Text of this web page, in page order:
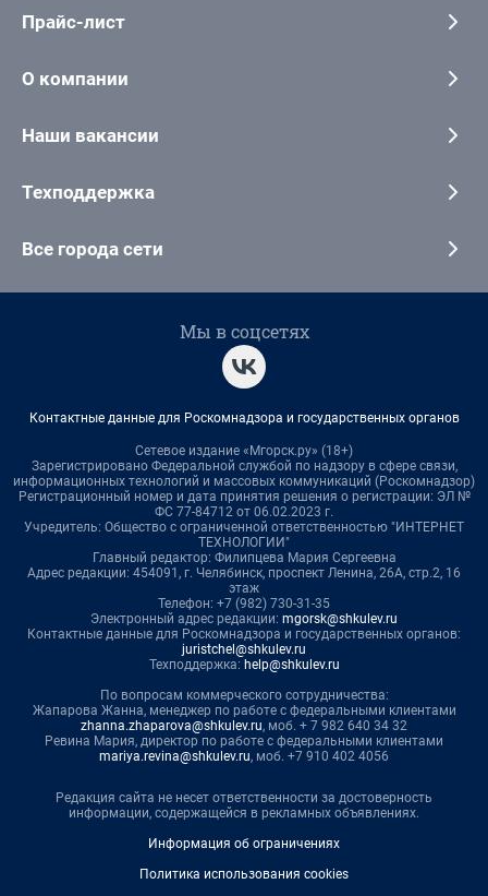
Прайс-лист
О компании
Наши вакансии
Техподдержка
Все города сети
Мы в соцсетях
Контактные данные для Роскомнадзора и государственных органов
Сетевое издание «Мгорск.ру» (18+)
Зарегистрировано Федеральной службой по надзору в сфере связи,
информационных технологий и массовых коммуникаций (Роскомнадзор)
Регистрационный номер и дата принятия решения о регистрации: ЭЛ №
ФС 77-84712 от 06.02.2023 г.
Учредитель: Общество с ограниченной ответственностью "ИНТЕРНЕТ
ТЕХНОЛОГИИ"
Главный редактор: Филипцева Мария Сергеевна
Адрес редакции: 454091, г. Челябинск, проспект Ленина, 26А, стр.2, 16
этаж
Телефон: +7 (982) 730-31-35
Электронный адрес редакции: mgorsk@shkulev.ru
Контактные данные для Роскомнадзора и государственных органов:
juristchel@shkulev.ru
Техподдержка: help@shkulev.ru
По вопросам коммерческого сотрудничества:
Жапарова Жанна, менеджер по работе с федеральными клиентами
zhanna.zhaparova@shkulev.ru, моб. + 7 982 640 34 32
Ревина Мария, директор по работе с федеральными клиентами
mariya.revina@shkulev.ru, моб. +7 910 402 4056
Редакция сайта не несет ответственности за достоверность
информации, содержащейся в рекламных объявлениях.
Информация об ограничениях
Политика использования cookies